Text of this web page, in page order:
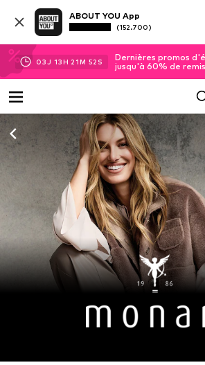
ABOUT YOU App
(152.700)
03J 13H 21M 50 S
Dernières promos
jusqu'à 60% de